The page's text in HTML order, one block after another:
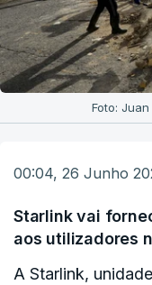
Foto:
00:04, 26 Junho
Starlink vai
aos utilizadores
A Starlink,